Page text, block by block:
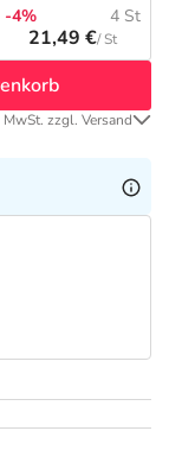
-4% 4 St
21,49 €/ St
zzgl. Versand